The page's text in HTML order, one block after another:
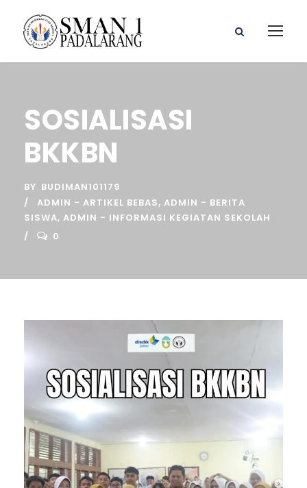
SOSIALISASI
BKKBN
BY BUDIMAN101179
ADMIN - ARTIKEL BEBAS, ADMIN - BERITA
SISWA, ADMIN - INFORMASI KEGIATAN SEKOLAH
0